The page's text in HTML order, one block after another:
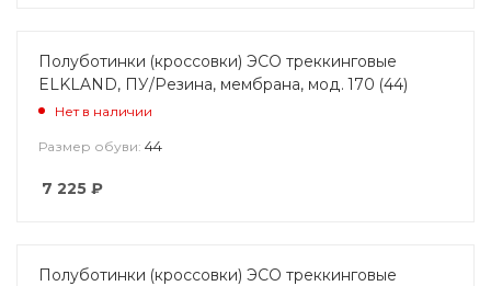
Полуботинки (кроссовки) ЭСО треккинговые
ELKLAND, ПУ/Резина, мембрана, мод. 170 (44)
Нет в наличии
Размер обуви: 44
7 225 ₽
Полуботинки (кроссовки) ЭСО треккинговые